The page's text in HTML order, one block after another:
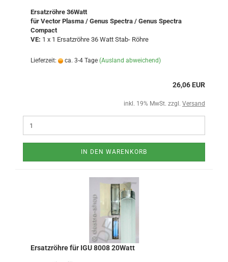
Ersatzröhre 36Watt
für Vector Plasma / Genus Spectra / Genus Spectra
Compact
VE: 1 x 1 Ersatzröhre 36 Watt Stab- Röhre
Lieferzeit: ca. 3-4 Tage (Ausland abweichend)
26,06 EUR
inkl. 19% MwSt. zzgl. Versand
IN DEN WARENKORB
Ersatzröhre für IGU 8008 20Watt